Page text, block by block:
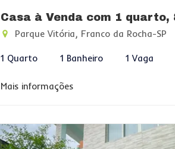
Casa à Venda com 1 quarto,
Parque Vitória, Franco da Rocha-SP
1 Quarto 1 Banheiro 1 Vaga
Mais informações